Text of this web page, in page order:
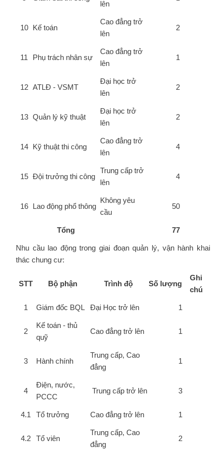
lên
10 Kế toán
Cao đẳng trở
lên
2
11 Phụ trách nhân sự
Cao đẳng trở
lên
1
12 ATLĐ - VSMT
Đại học trở
lên
2
13 Quản lý kỹ thuật
Đại học trở
lên
2
14 Kỹ thuật thi công
Cao đẳng trở
lên
4
15 Đội trưởng thi công
Trung cấp trở
lên
4
16 Lao động phổ thông
Không yêu
cầu
50
Tổng 77
Nhu cầu lao động trong giai đoạn quản lý, vận hành khai
thác chung cư:
STT Bộ phận Trình độ Số lượng
Ghi
chú
1 Giám đốc BQL Đại Học trở lên 1
2
Kế toán - thủ
quỹ
Cao đẳng trở lên 1
3 Hành chính
Trung cấp, Cao
đẳng
1
4
Điện, nước,
PCCC
Trung cấp trở lên 3
4.1 Tổ trưởng Cao đẳng trở lên 1
4.2 Tổ viên
Trung cấp, Cao
đẳng
2